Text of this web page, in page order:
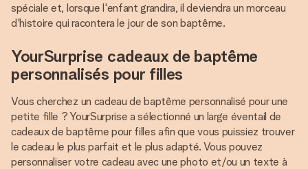
spéciale et, lorsque l'enfant grandira, il deviendra un morceau
d'histoire qui racontera le jour de son baptême.
YourSurprise cadeaux de baptême
personnalisés pour filles
Vous cherchez un cadeau de baptême personnalisé pour une
petite fille ? YourSurprise a sélectionné un large éventail de
cadeaux de baptême pour filles afin que vous puissiez trouver
le cadeau le plus parfait et le plus adapté. Vous pouvez
personnaliser votre cadeau avec une photo et/ou un texte à